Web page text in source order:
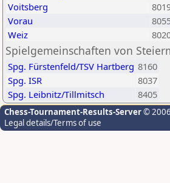
Voitsberg
Vorau
Weiz
Spielgemeinschaften von
Spg. Fürstenfeld/TSV Hartberg 8160
Spg. ISR
8037
Spg. Leibnitz/Tillmitsch
8405
Chess-Tournament-Results-Server©
Legal details/Terms of use